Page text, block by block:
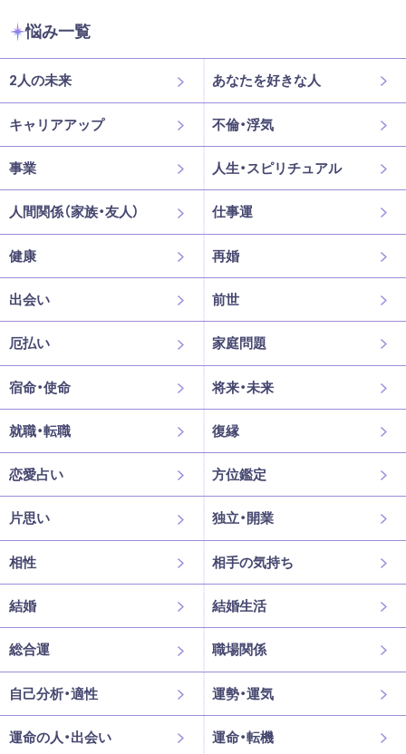
悩み一覧
2人の未来 あなたを好きな人
キャリアアップ 不倫・浮気
事業 人生・スピリチュアル
人間関係（家族・友人） 仕事運
健康 再婚
出会い 前世
厄払い 家庭問題
宿命・使命 将来・未来
就職・転職 復縁
恋愛占い 方位鑑定
片思い 独立・開業
相性 相手の気持ち
結婚 結婚生活
総合運 職場関係
自己分析・適性 運勢・運気
運命の人・出会い 運命・転機